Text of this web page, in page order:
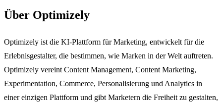
Über Optimizely
Optimizely ist die KI-Plattform für Marketing, entwickelt für die
Erlebnisgestalter, die bestimmen, wie Marken in der Welt auftreten.
Optimizely vereint Content Management, Content Marketing,
Experimentation, Commerce, Personalisierung und Analytics in
einer einzigen Plattform und gibt Marketern die Freiheit zu gestalten,